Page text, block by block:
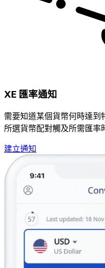
XE 匯率通知
需要知道某個貨幣何時達到
所選貨幣配對觸及所需匯率
建立通知